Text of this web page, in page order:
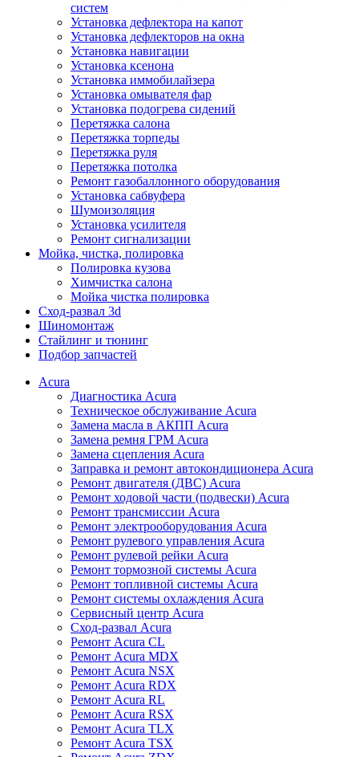
систем
Установка дефлектора на капот
Установка дефлекторов на окна
Установка навигации
Установка ксенона
Установка иммобилайзера
Установка омывателя фар
Установка подогрева сидений
Перетяжка салона
Перетяжка торпеды
Перетяжка руля
Перетяжка потолка
Ремонт газобаллонного оборудования
Установка сабвуфера
Шумоизоляция
Установка усилителя
Ремонт сигнализации
Мойка, чистка, полировка
Полировка кузова
Химчистка салона
Мойка чистка полировка
Сход-развал 3d
Шиномонтаж
Стайлинг и тюнинг
Подбор запчастей
Acura
Диагностика Acura
Техническое обслуживание Acura
Замена масла в АКПП Acura
Замена ремня ГРМ Acura
Замена сцепления Acura
Заправка и ремонт автокондиционера Acura
Ремонт двигателя (ДВС) Acura
Ремонт ходовой части (подвески) Acura
Ремонт трансмиссии Acura
Ремонт электрооборудования Acura
Ремонт рулевого управления Acura
Ремонт рулевой рейки Acura
Ремонт тормозной системы Acura
Ремонт топливной системы Acura
Ремонт системы охлаждения Acura
Сервисный центр Acura
Сход-развал Acura
Ремонт Acura CL
Ремонт Acura MDX
Ремонт Acura NSX
Ремонт Acura RDX
Ремонт Acura RL
Ремонт Acura RSX
Ремонт Acura TLX
Ремонт Acura TSX